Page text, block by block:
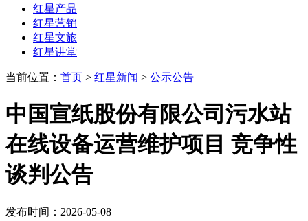
红星产品
红星营销
红星文旅
红星讲堂
当前位置： 首页 > 红星新闻 > 公示公告
中国宣纸股份有限公司污水站
在线设备运营维护项目 竞争性
谈判公告
发布时间：2026-05-08